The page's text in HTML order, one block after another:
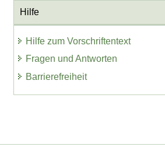
Hilfe
Hilfe zum Vorschriftentext
Fragen und Antworten
Barrierefreiheit